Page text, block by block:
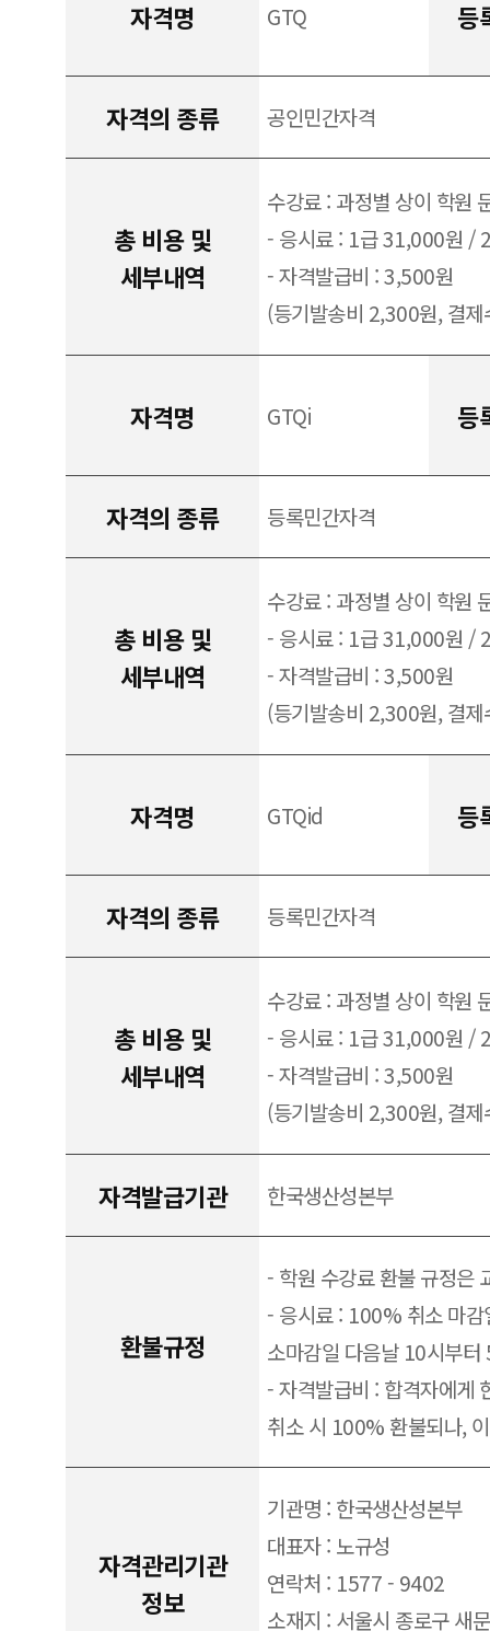
자격명 GTQ 등
자격의 종류 공인민간자격
총 비용 및
세부내역
수강료 : 과정별 상이 학원
- 응시료 : 1급 31,000원 /
- 자격발급비 : 3,500원
(등기발송비 2,300원, 결
자격명 GTQi 등
자격의 종류 등록민간자격
총 비용 및
세부내역
수강료 : 과정별 상이 학원
- 응시료 : 1급 31,000원 /
- 자격발급비 : 3,500원
(등기발송비 2,300원, 결
자격명 GTQid 등
자격의 종류 등록민간자격
총 비용 및
세부내역
수강료 : 과정별 상이 학원
- 응시료 : 1급 31,000원 /
- 자격발급비 : 3,500원
(등기발송비 2,300원, 결
자격발급기관 한국생산성본부
환불규정
- 학원 수강료 환불 규정은
- 응시료 : 100% 취소 마
소마감일 다음날 10시부
- 자격발급비 : 합격자에게
취소 시 100% 환불되나,
자격관리기관
정보
기관명 : 한국생산성본부
대표자 : 노규성
연락처 : 1577 - 9402
소재지 : 서울시 종로구 새